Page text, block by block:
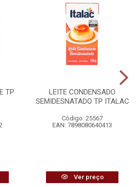
TP
LEITE CONDENSADO
SEMIDESNATADO TP ITALAC
Código: 25567
EAN: 7898080640413
Ver preço